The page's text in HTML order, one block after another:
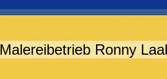
Malereibetrieb Ronny